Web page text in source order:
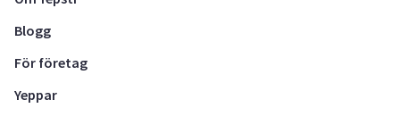
Blogg
För företag
Yeppar